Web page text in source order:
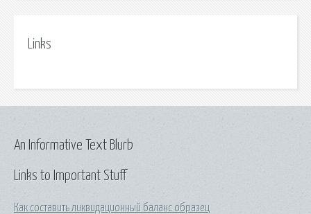
Links
Links to Important Stuff
Как составить ликвидационный баланс образец
An Informative Text Blurb